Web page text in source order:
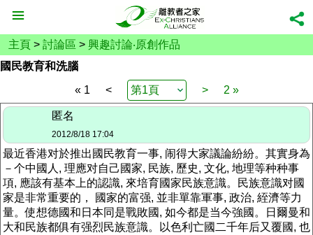
主頁 > 討論區 > 興趣討論‧原創作品
國民教育和洗腦
« 1
< > 2 »
匿名
2012/8/18 17:04
最近香港对於推出國民教育一事, 闹得大家議論紛紛。其實身為
－个中國人, 理應对自己國家, 民族, 歷史, 文化, 地理等种种事
項, 應該有基本上的認識, 來培育國家民族意識。民族意識对國
家是非常重要的， 國家的富强, 並非單靠軍事, 政治, 絰濟等力
量。使想德國和日本同是戰敗國, 如今都是当今強國。日爾曼和
大和民族都俱有强烈民族意識。以色利亡國二千年后又覆國, 也